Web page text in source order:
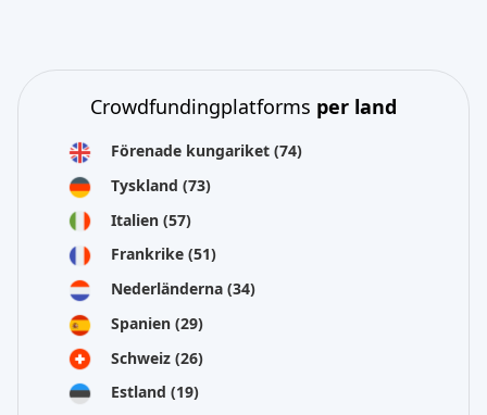
Crowdfundingplatforms per land
Förenade kungariket (74)
Tyskland (73)
Italien (57)
Frankrike (51)
Nederländerna (34)
Spanien (29)
Schweiz (26)
Estland (19)